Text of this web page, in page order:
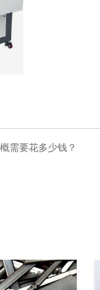
需要花多少钱？